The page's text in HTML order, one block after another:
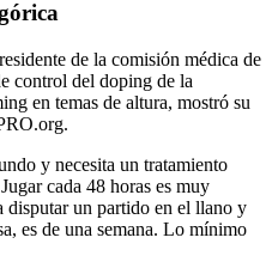
de la comisión médica de
control del doping de la
en temas de altura, mostró su
y necesita un tratamiento
cada 48 horas es muy
disputar un partido en el llano y
es de una semana. Lo mínimo